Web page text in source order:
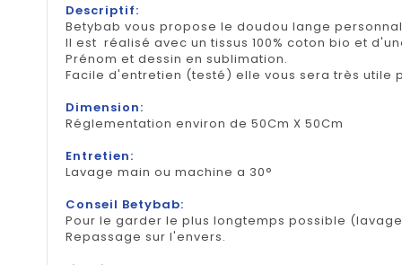
Descriptif:
Betybab vous propose le doudou lange
Il est réalisé avec un tissus 100% coton bio et
Prénom et dessin en sublimation.
Facile d'entretien (testé) elle vous sera très utile
Dimension:
Réglementation environ de 50Cm X 50Cm
Entretien:
Lavage main ou machine a 30°
Conseil Betybab:
Pour le garder le plus longtemps possible
Repassage sur l'envers.